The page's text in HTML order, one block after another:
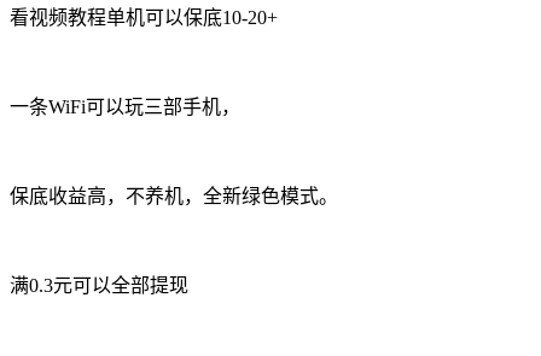
看视频教程单机可以保底10-20+
一条WiFi可以玩三部手机，
保底收益高，不养机，全新绿色模式。
满0.3元可以全部提现